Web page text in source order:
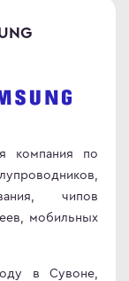
компания по
чипов
мобильных
в Сувоне,